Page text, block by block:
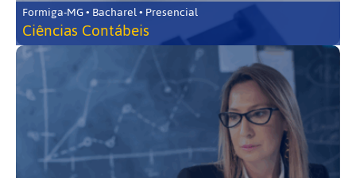
Formiga-MG • Bacharel • Presencial
Ciências Contábeis